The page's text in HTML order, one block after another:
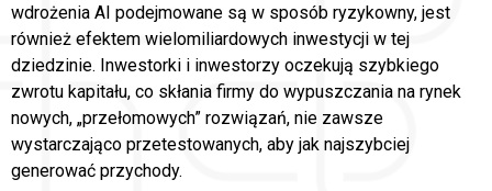
wdrożenia AI podejmowane są w sposób ryzykowny, jest
również efektem wielomiliardowych inwestycji w tej
dziedzinie. Inwestorki i inwestorzy oczekują szybkiego
zwrotu kapitału, co skłania firmy do wypuszczania na rynek
nowych, „przełomowych” rozwiązań, nie zawsze
wystarczająco przetestowanych, aby jak najszybciej
generować przychody.